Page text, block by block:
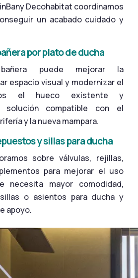
Decohabitat coordinamos
un acabado cuidado y
por plato de ducha
puede mejorar la
espacio visual y modernizar el
el hueco existente y
solución compatible con el
y la nueva mampara.
y sillas para ducha
sobre válvulas, rejillas,
para mejorar el uso
necesita mayor comodidad,
o asientos para ducha y
apoyo.